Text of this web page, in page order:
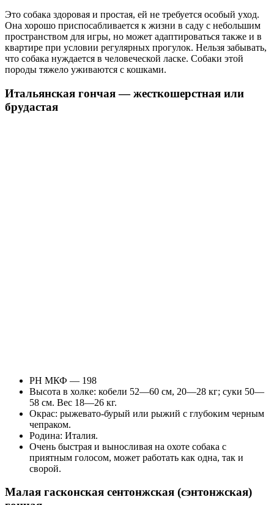
Это собака здоровая и простая, ей не требуется особый уход.
Она хорошо приспосабливается к жизни в саду с небольшим
пространством для игры, но может адаптироваться также и в
квартире при условии регулярных прогулок. Нельзя забывать,
что собака нуждается в человеческой ласке. Собаки этой
породы тяжело уживаются с кошками.
Итальянская гончая — жесткошерстная или
брудастая
РН МКФ — 198
Высота в холке: кобели 52—60 см, 20—28 кг; суки 50—
58 см. Вес 18—26 кг.
Окрас: рыжевато-бурый или рыжий с глубоким черным
чепраком.
Родина: Италия.
Очень быстрая и выносливая на охоте собака с
приятным голосом, может работать как одна, так и
сворой.
Малая гасконская сентонжская (сэнтонжская)